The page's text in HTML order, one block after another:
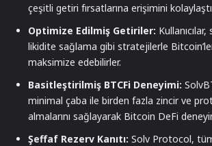
çeşitli getiri fırsatlarına erişimini
Optimize Edilmiş Getiriler:
likidite sağlama gibi stratejilerle
maksimize edebilirler.
Basitleştirilmiş BTCFi Deneyimi:
minimal çaba ile birden fazla zincir ve
almalarını sağlayarak Bitcoin DeFi
Şeffaf Rezerv Kanıtı: Solv Protocol,